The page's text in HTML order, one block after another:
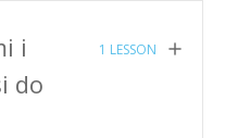
i
do
1 LESSON